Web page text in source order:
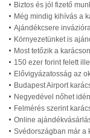
Biztos és jól fizető
Még mindig kihívás a
Ajándékcsere
Környezetünket is
Most tetőzik a
150 ezer forint felett
Elővigyázatosság az
Budapest Airport
Negyedével nőhet
Felmérés szerint
Online
Svédországban már a